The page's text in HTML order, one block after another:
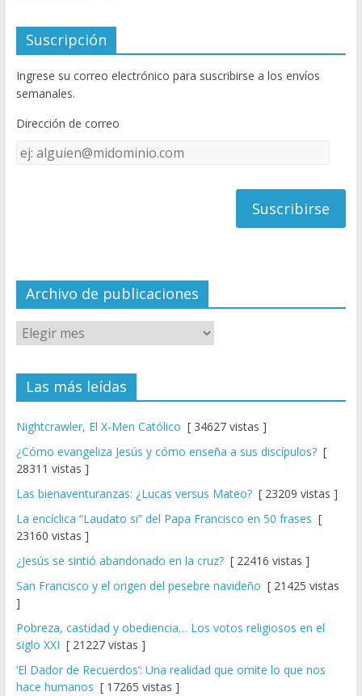
e
b
o
o
k
itt
er
u
T
u
e
C
el
Suscripción
Ingrese su correo electrónico para suscribirse a los envíos
semanales.
Dirección de correo
Dirección
de
Archivo de publicaciones
Las más leídas
Nightcrawler, El X-Men Católico [ 34627 vistas ]
¿Cómo evangeliza Jesús y cómo enseña a sus discípulos?[
28311 vistas ]
Las bienaventuranzas: ¿Lucas versus Mateo?[ 23209 vistas ]
La encíclica “Laudato si” del Papa Francisco en 50 frases [
23160 vistas ]
¿Jesús se sintió abandonado en la cruz?[ 22416 vistas ]
San Francisco y el origen del pesebre navideño [ 21425 vistas
]
Pobreza, castidad y obediencia… Los votos religiosos en el
siglo XXI [ 21227 vistas ]
‘El Dador de Recuerdos’: Una realidad que omite lo que nos
hace humanos [ 17265 vistas ]